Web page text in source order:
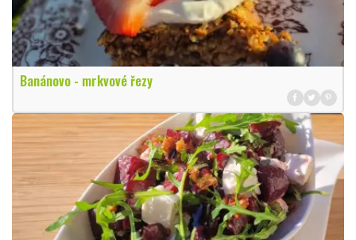
Banánovo - mrkvové řezy